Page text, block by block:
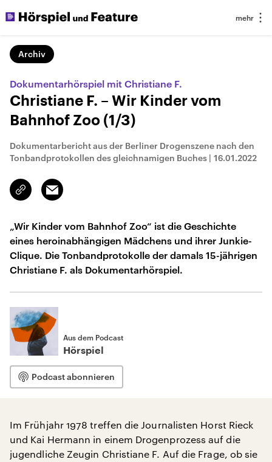
Archiv
Dokumentarhörspiel mit Christiane F.
Christiane F. – Wir Kinder vom
Bahnhof Zoo (1/3)
Dokumentarbericht aus der Berliner Drogenszene nach den
Tonbandprotokollen des gleichnamigen Buches | 16.01.2022
Link
kopieren/teilen
Email
„Wir Kinder vom Bahnhof Zoo“ ist die Geschichte
eines heroinabhängigen Mädchens und ihrer Junkie-
Clique. Die Tonbandprotokolle der damals 15-jährigen
Christiane F. als Dokumentarhörspiel.
Aus dem Podcast
Hörspiel
Podcast abonnieren
Im Frühjahr 1978 treffen die Journalisten Horst Rieck
und Kai Hermann in einem Drogenprozess auf die
jugendliche Zeugin Christiane F. Auf die Frage, ob sie